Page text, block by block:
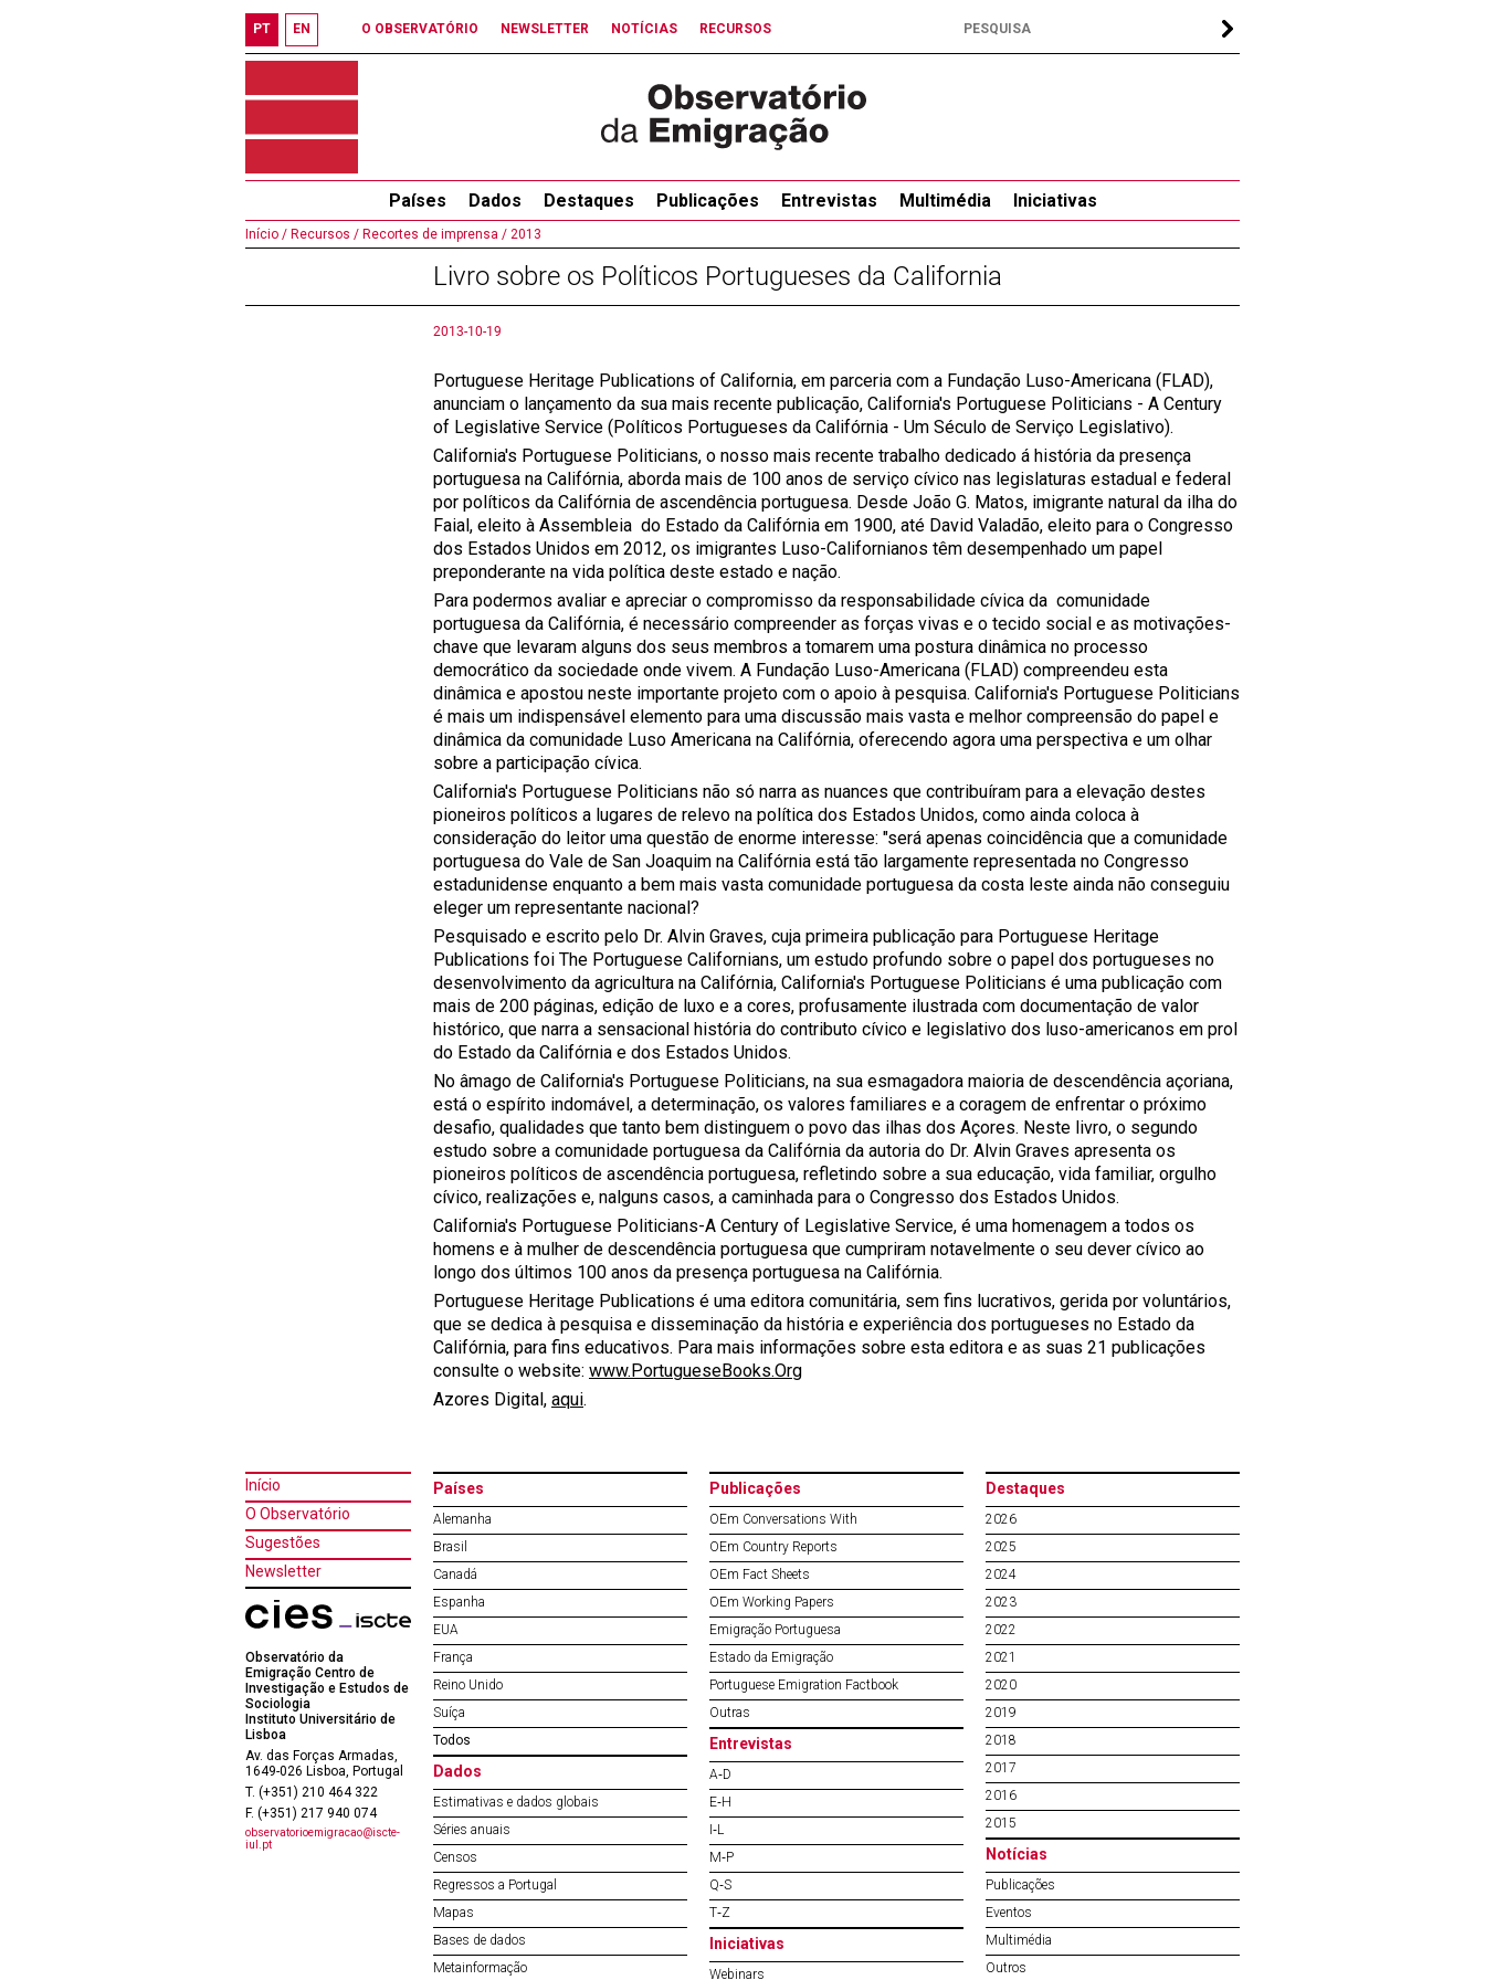
PT EN O OBSERVATÓRIO NEWSLETTER NOTÍCIAS RECURSOS
Países Dados Destaques Publicações Entrevistas Multimédia Iniciativas
Início / Recursos / Recortes de imprensa / 2013
Livro sobre os Políticos Portugueses da California
2013-10-19
Portuguese Heritage Publications of California, em parceria com a Fundação Luso-Americana (FLAD),
anunciam o lançamento da sua mais recente publicação, California's Portuguese Politicians - A Century
of Legislative Service (Políticos Portugueses da Califórnia - Um Século de Serviço Legislativo).
California's Portuguese Politicians, o nosso mais recente trabalho dedicado á história da presença
portuguesa na Califórnia, aborda mais de 100 anos de serviço cívico nas legislaturas estadual e federal
por políticos da Califórnia de ascendência portuguesa. Desde João G. Matos, imigrante natural da ilha do
Faial, eleito à Assembleia do Estado da Califórnia em 1900, até David Valadão, eleito para o Congresso
dos Estados Unidos em 2012, os imigrantes Luso-Californianos têm desempenhado um papel
preponderante na vida política deste estado e nação.
Para podermos avaliar e apreciar o compromisso da responsabilidade cívica da comunidade
portuguesa da Califórnia, é necessário compreender as forças vivas e o tecido social e as motivações-
chave que levaram alguns dos seus membros a tomarem uma postura dinâmica no processo
democrático da sociedade onde vivem. A Fundação Luso-Americana (FLAD) compreendeu esta
dinâmica e apostou neste importante projeto com o apoio à pesquisa. California's Portuguese Politicians
é mais um indispensável elemento para uma discussão mais vasta e melhor compreensão do papel e
dinâmica da comunidade Luso Americana na Califórnia, oferecendo agora uma perspectiva e um olhar
sobre a participação cívica.
California's Portuguese Politicians não só narra as nuances que contribuíram para a elevação destes
pioneiros políticos a lugares de relevo na política dos Estados Unidos, como ainda coloca à
consideração do leitor uma questão de enorme interesse: "será apenas coincidência que a comunidade
portuguesa do Vale de San Joaquim na Califórnia está tão largamente representada no Congresso
estadunidense enquanto a bem mais vasta comunidade portuguesa da costa leste ainda não conseguiu
eleger um representante nacional?
Pesquisado e escrito pelo Dr. Alvin Graves, cuja primeira publicação para Portuguese Heritage
Publications foi The Portuguese Californians, um estudo profundo sobre o papel dos portugueses no
desenvolvimento da agricultura na Califórnia, California's Portuguese Politicians é uma publicação com
mais de 200 páginas, edição de luxo e a cores, profusamente ilustrada com documentação de valor
histórico, que narra a sensacional história do contributo cívico e legislativo dos luso-americanos em prol
do Estado da Califórnia e dos Estados Unidos.
No âmago de California's Portuguese Politicians, na sua esmagadora maioria de descendência açoriana,
está o espírito indomável, a determinação, os valores familiares e a coragem de enfrentar o próximo
desafio, qualidades que tanto bem distinguem o povo das ilhas dos Açores. Neste livro, o segundo
estudo sobre a comunidade portuguesa da Califórnia da autoria do Dr. Alvin Graves apresenta os
pioneiros políticos de ascendência portuguesa, refletindo sobre a sua educação, vida familiar, orgulho
cívico, realizações e, nalguns casos, a caminhada para o Congresso dos Estados Unidos.
California's Portuguese Politicians-A Century of Legislative Service, é uma homenagem a todos os
homens e à mulher de descendência portuguesa que cumpriram notavelmente o seu dever cívico ao
longo dos últimos 100 anos da presença portuguesa na Califórnia.
Portuguese Heritage Publications é uma editora comunitária, sem fins lucrativos, gerida por voluntários,
que se dedica à pesquisa e disseminação da história e experiência dos portugueses no Estado da
Califórnia, para fins educativos. Para mais informações sobre esta editora e as suas 21 publicações
consulte o website: www.PortugueseBooks.Org
Azores Digital, aqui.
Início
O Observatório
Sugestões
Newsletter
Observatório da
Emigração Centro de
Investigação e Estudos de
Sociologia
Instituto Universitário de
Lisboa
Av. das Forças Armadas,
1649-026 Lisboa, Portugal
T. (+351) 210 464 322
F. (+351) 217 940 074
observatorioemigracao@iscte-
iul.pt
Países
Alemanha
Brasil
Canadá
Espanha
EUA
França
Reino Unido
Suíça
Todos
Dados
Estimativas e dados globais
Séries anuais
Censos
Regressos a Portugal
Mapas
Bases de dados
Metainformação
Publicações
OEm Conversations With
OEm Country Reports
OEm Fact Sheets
OEm Working Papers
Emigração Portuguesa
Estado da Emigração
Portuguese Emigration Factbook
Outras
Entrevistas
A‐D
E‐H
I‐L
M‐P
Q‐S
T‐Z
Iniciativas
Webinars
Destaques
2026
2025
2024
2023
2022
2021
2020
2019
2018
2017
2016
2015
Notícias
Publicações
Eventos
Multimédia
Outros